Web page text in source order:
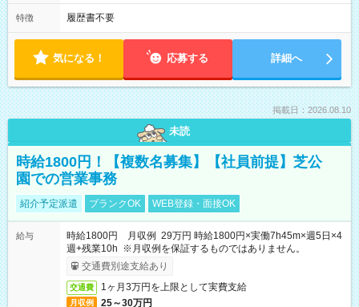
特徴 履歴書不要
気になる！ 応募する 詳細へ
掲載日：2026.08.10
未読
時給1800円！【複数名募集】【社員前提】芝公
園での営業事務
紹介予定派遣 ブランクOK WEB登録・面接OK
給与
時給1800円 月収例 29万円 時給1800円×実働7h45m×週5日×4
週+残業10h ※月収例を保証するものではありません。
交通費別途支給あり
交通費 1ヶ月3万円を上限として実費支給
月収例 25～30万円